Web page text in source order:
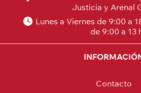
Justicia y Arenal
Lunes a Viernes de 9:00 a
de 9:00 a 13
Contacto